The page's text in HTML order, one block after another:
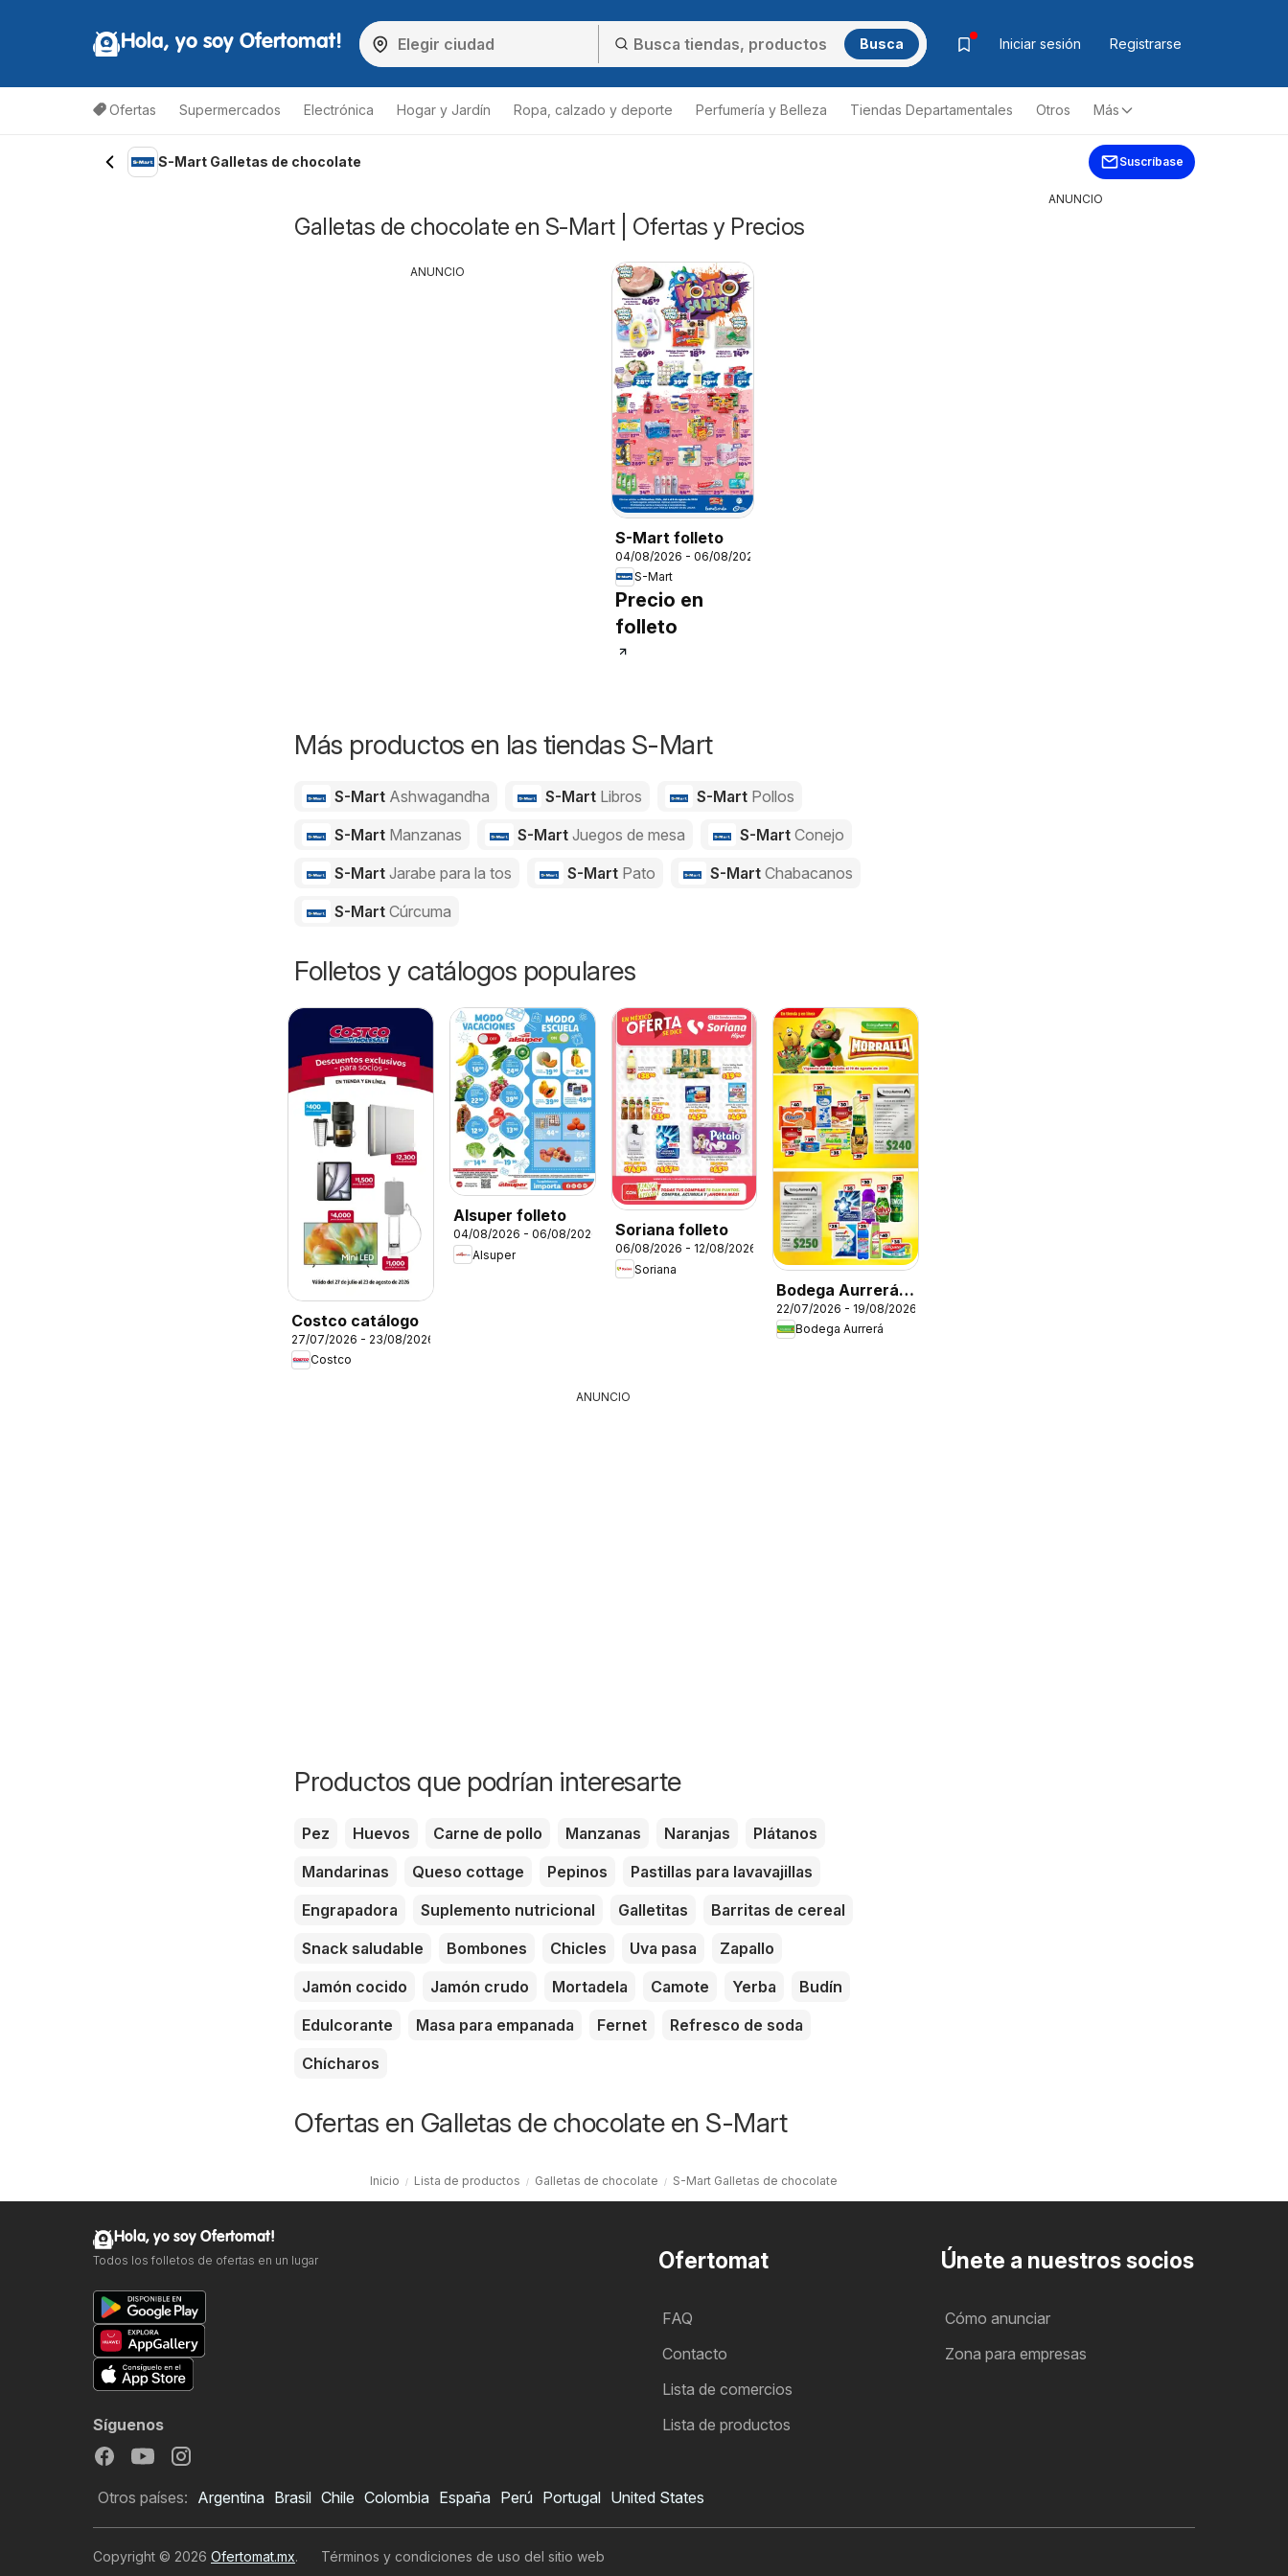
Hola, yo soy Ofertomat! Busca Iniciar sesión Registrarse
Ofertas Supermercados Electrónica Hogar y Jardín Ropa, calzado y deporte Perfumería y Belleza Tiendas Departamentales Otros Más
S-Mart Galletas de chocolate Suscríbase
Galletas de chocolate en S-Mart | Ofertas y Precios
ANUNCIO
S-Mart folleto
04/08/2026 - 06/08/2026
S-Mart
Precio en
folleto
Más productos en las tiendas S-Mart
S-Mart Ashwagandha S-Mart Libros S-Mart Pollos
S-Mart Manzanas S-Mart Juegos de mesa S-MartConejo
S-Mart Jarabe para la tos S-Mart Pato S-MartChabacanos
S-Mart Cúrcuma
Folletos y catálogos populares
Costco catálogo
27/07/2026 - 23/08/2026
Costco
Alsuper folleto
04/08/2026 - 06/08/2026
Alsuper
Soriana folleto
06/08/2026 - 12/08/2026
Soriana
Bodega Aurrerá
folleto
22/07/2026 - 19/08/2026
Bodega Aurrerá
ANUNCIO
Productos que podrían interesarte
Pez Huevos Carne de pollo Manzanas Naranjas
Plátanos
Mandarinas
Queso cottage Pepinos
Pastillas para lavavajillas
Engrapadora
Suplemento nutricional Galletitas
Barritas de cereal
Snack saludable
Bombones Chicles Uva pasa
Zapallo
Jamón cocido
Jamón crudo Mortadela Camote Yerba
Budín
Edulcorante
Masa para empanada Fernet
Refresco de soda
Chícharos
Ofertas en Galletas de chocolate en S-Mart
Inicio Lista de productos Galletas de chocolate S-Mart Galletas de chocolate
ANUNCIO
Ofertomat
FAQ
Contacto
Lista de comercios
Lista de productos
Únete a nuestros socios
Cómo anunciar
Zona para empresas
Hola, yo soy Ofertomat!
Todos los folletos de ofertas en un lugar
Síguenos
Otros países: Argentina Brasil Chile Colombia España Perú Portugal United States
Copyright © 2026 Ofertomat.mx. Términos y condiciones de uso del sitio web